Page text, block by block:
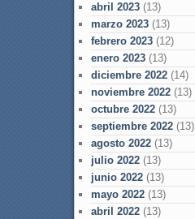
abril 2023(13)
marzo 2023(13)
febrero 2023(12)
enero 2023(13)
diciembre 2022(14)
noviembre 2022(13)
octubre 2022(13)
septiembre 2022(13)
agosto 2022(13)
julio 2022(13)
junio 2022(13)
mayo 2022(13)
abril 2022(13)